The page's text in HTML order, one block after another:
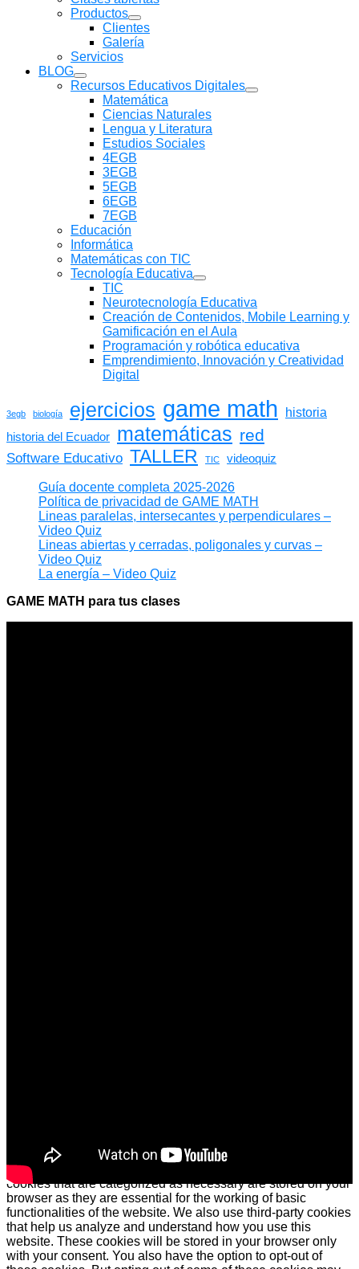
Productos
Mostrar
submenú
Clientes
Galería
Servicios
BLOG
Mostrar
submenú
Recursos Educativos Digitales
Mostrar
Matemática
Ciencias Naturales
Lengua y Literatura
Estudios Sociales
4EGB
3EGB
5EGB
6EGB
7EGB
Educación
Informática
Matemáticas con TIC
Tecnología Educativa
Mostrar
submenú
TIC
Neurotecnología Educativa
Creación de Contenidos, Mobile Learning y
Gamificación en el Aula
Programación y robótica educativa
Emprendimiento, Innovación y Creatividad
Digital
3egb biología ejercicios game math historia
historia del Ecuador matemáticas red
Software Educativo TALLER TIC videoquiz
Guía docente completa 2025-2026
Política de privacidad de GAME MATH
Lineas paralelas, intersecantes y perpendiculares –
Video Quiz
Lineas abiertas y cerradas, poligonales y curvas –
Video Quiz
La energía – Video Quiz
GAME MATH para tus clases
This website uses cookies to improve your experience while
you navigate through the website. Out of these cookies, the
cookies that are categorized as necessary are stored on your
browser as they are essential for the working of basic
functionalities of the website. We also use third-party cookies
that help us analyze and understand how you use this
website. These cookies will be stored in your browser only
with your consent. You also have the option to opt-out of